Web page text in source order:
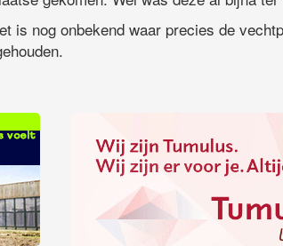
is nog onbekend waar precies de